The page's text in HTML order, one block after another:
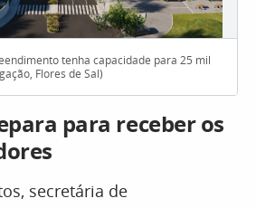
tenha capacidade para 25 mil
Flores de Sal)
para receber os
secretária de